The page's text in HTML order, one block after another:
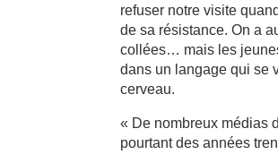
refuser notre visite
de sa résistance. On a
collées… mais les
dans un langage qui se
cerveau.
« De nombreux médias
pourtant des années